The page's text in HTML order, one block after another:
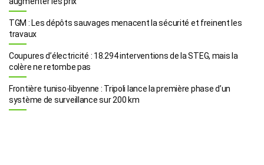
TGM : Les dépôts sauvages menacent la sécurité et freinent les
travaux
Coupures d’électricité : 18.294 interventions de la STEG, mais la
colère ne retombe pas
Frontière tuniso-libyenne : Tripoli lance la première phase d’un
système de surveillance sur 200 km